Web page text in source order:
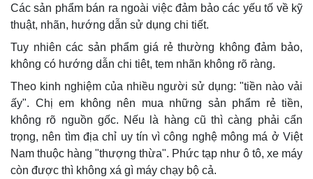
Các sản phẩm bán ra ngoài việc đảm bảo các yếu tố về kỹ
thuật, nhãn, hướng dẫn sử dụng chi tiết.
Tuy nhiên các sản phẩm giá rẻ thường không đảm bảo,
không có hướng dẫn chi tiêt, tem nhãn không rõ ràng.
Theo kinh nghiệm của nhiều người sử dụng: "tiền nào vải
ấy". Chị em không nên mua những sản phẩm rẻ tiền,
không rõ nguồn gốc. Nếu là hàng cũ thì càng phải cẩn
trọng, nên tìm địa chỉ uy tín vì công nghệ mông má ở Việt
Nam thuộc hàng "thượng thừa". Phức tạp như ô tô, xe máy
còn được thì không xá gì máy chạy bộ cả.